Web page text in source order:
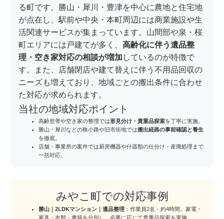
る町です。勝山・犀川・豊津を中心に農地と住宅地
が点在し、駅前や中央・本町周辺には商業施設や生
活関連サービスが集まっています。山間部や泉・桜
町エリアには戸建てが多く、 高齢化に伴う遺品整
理・空き家対応の相談が増加 しているのが特徴で
す。また、店舗閉店や建て替えに伴う不用品回収の
ニーズも増えており、地域ごとの搬出条件に合わせ
た対応が求められます。
当社の地域対応ポイント
高齢世帯や空き家の整理では形見分け・貴重品探索を丁寧に実施。
勝山・犀川などの狭小路や旧市街地では搬出経路の事前確認と養生
を徹底。
店舗・事業所の案件では厨房機器や什器類の仕分け・産廃処理まで
一括対応。
みやこ町での対応事例
勝山｜2LDKマンション｜遺品整理 ：作業員2名・約4時間。家電・
家具・衣類・書籍を分別し、必要に応じて貴重品探索を実施。